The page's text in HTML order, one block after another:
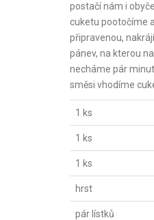
postačí nám i
cuketu pootočíme
připravenou,
pánev, na kterou
necháme pár
směsi vhodíme
1 ks
1 ks
1 ks
hrst
pár lístků